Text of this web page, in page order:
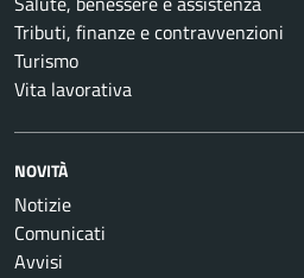
Tributi, finanze e contravvenzioni
Turismo
Vita lavorativa
NOVITÀ
Notizie
Comunicati
Avvisi